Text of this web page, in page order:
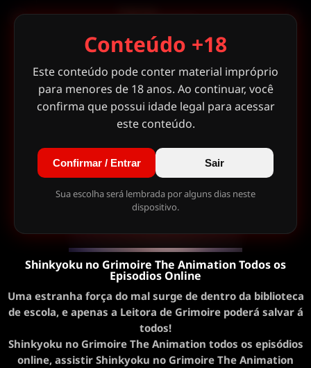
Shinkyoku no Grimoire The Animation Todos os
Episodios Online
Uma estranha força do mal surge de dentro da biblioteca
de escola, e apenas a Leitora de Grimoire poderá salvar á
todos!
Shinkyoku no Grimoire The Animation todos os episódios
online, assistir Shinkyoku no Grimoire The Animation
Conteúdo +18
Este conteúdo pode conter material impróprio
para menores de 18 anos. Ao continuar, você
confirma que possui idade legal para acessar
este conteúdo.
Confirmar / Entrar Sair
Sua escolha será lembrada por alguns dias neste
dispositivo.